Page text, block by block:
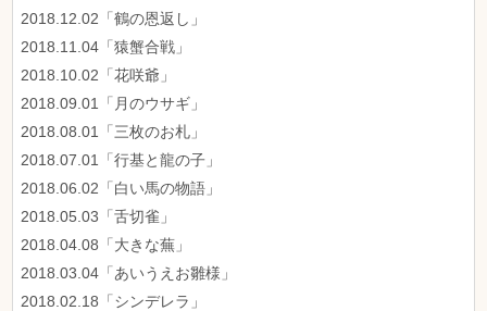
2018.12.02「鶴の恩返し」
2018.11.04「猿蟹合戦」
2018.10.02「花咲爺」
2018.09.01「月のウサギ」
2018.08.01「三枚のお札」
2018.07.01「行基と龍の子」
2018.06.02「白い馬の物語」
2018.05.03「舌切雀」
2018.04.08「大きな蕪」
2018.03.04「あいうえお雛様」
2018.02.18「シンデレラ」